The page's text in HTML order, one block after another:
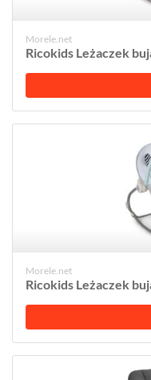
Morele.net
Ricokids Leżaczek
Morele.net
Ricokids Leżaczek